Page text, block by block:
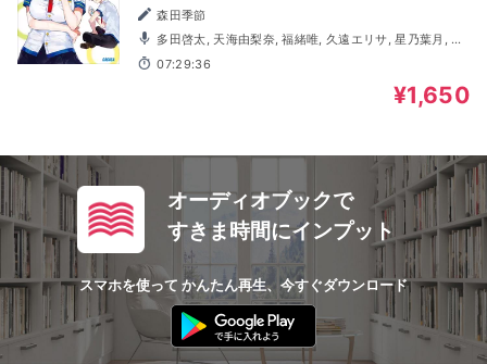
森田季節
谷繁幸, 齋藤峻
07:29:36
¥1,650
オーディオブックで
すきま時間にインプット
スマホを使って かんたん再生、今すぐダウンロード